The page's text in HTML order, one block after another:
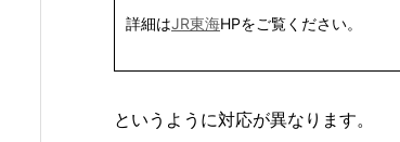
詳細はJR東海HPをご覧ください。
というように対応が異なります。